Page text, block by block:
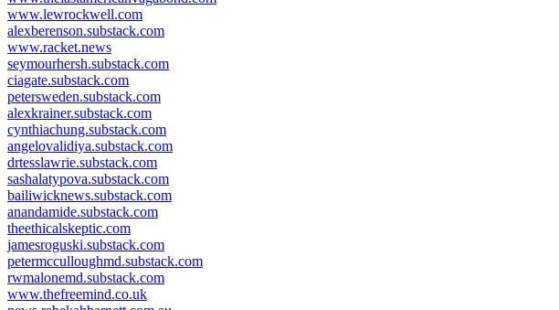
www.lewrockwell.com
alexberenson.substack.com
www.racket.news
seymourhersh.substack.com
ciagate.substack.com
petersweden.substack.com
alexkrainer.substack.com
cynthiachung.substack.com
angelovalidiya.substack.com
drtesslawrie.substack.com
sashalatypova.substack.com
bailiwicknews.substack.com
anandamide.substack.com
theethicalskeptic.com
jamesroguski.substack.com
petermcculloughmd.substack.com
rwmalonemd.substack.com
www.thefreemind.co.uk